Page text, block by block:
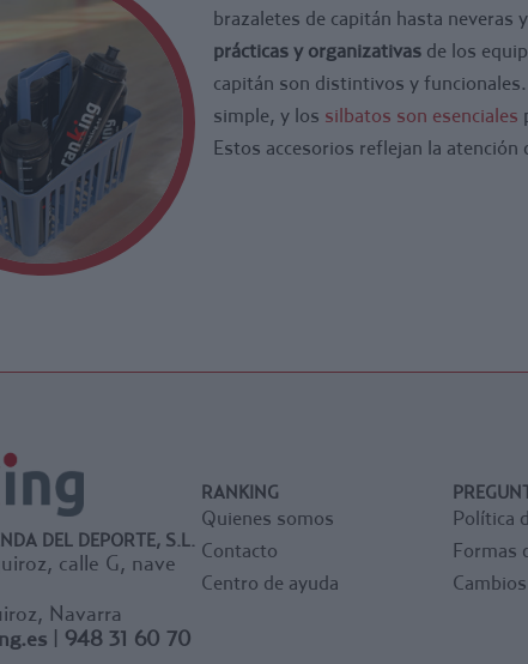
brazaletes de capitán hasta neveras
prácticas y organizativas de los
capitán son distintivos y
simple, y los silbatos son esenciales
Estos accesorios reflejan la
DEL DEPORTE, S.L.
calle G, nave
Navarra
| 948 31 60 70
RANKING
Quienes somos
Contacto
Centro de ayuda
Política
Formas